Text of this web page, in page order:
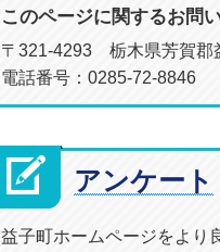
このページに関するお問
〒321-4293 栃木県芳賀郡
電話番号：0285-72-8846
アンケート
益子町ホームページをより